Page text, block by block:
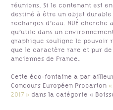
réunions. Si le contenant est
destiné à être un objet
recharges d’eau.
NUÉ cherche
qu’utile dans un
graphique souligne le pouvoir
que le caractère rare et pur de
anciennes de France.
Cette éco-fontaine a par
Concours Européen Procarton
2017 » dans la catégorie «